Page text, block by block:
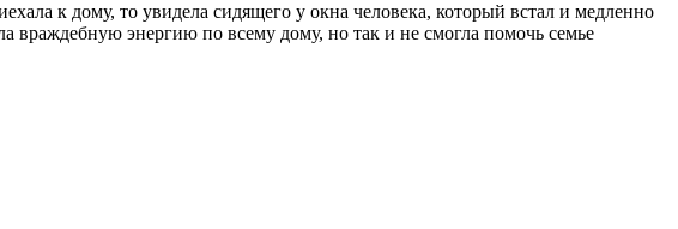
к дому, то увидела сидящего у окна человека, который встал и медленно
враждебную энергию по всему дому, но так и не смогла помочь семье